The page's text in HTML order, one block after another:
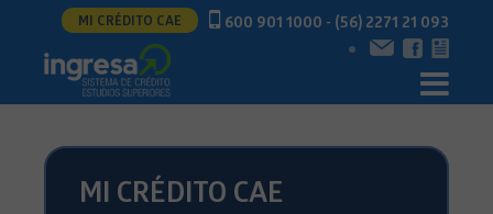
MI CRÉDITO CAE 600 901 1000 - (56) 2271 21 093
MI CRÉDITO CAE